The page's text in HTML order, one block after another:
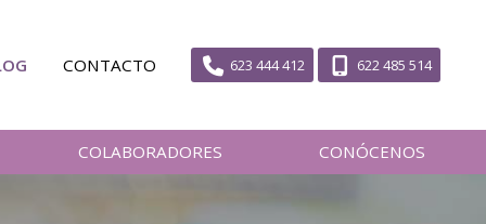
CONTACTO 623 444 412 622 485 514
COLABORADORES CONÓCENOS